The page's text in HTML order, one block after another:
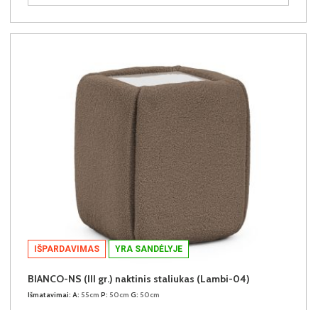
IŠPARDAVIMAS YRA SANDĖLYJE
BIANCO-NS (III gr.) naktinis staliukas (Lambi-04)
Išmatavimai: A: 55cm P: 50cm G: 50cm